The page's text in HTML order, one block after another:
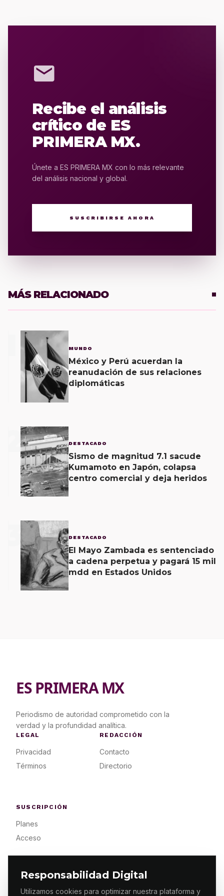
Responsabilidad Digital
Utilizamos cookies para optimizar nuestra plataforma y
mail
Recibe el análisis
crítico de ES
PRIMERA MX.
Únete a ES PRIMERA MX con lo más relevante
del análisis nacional y global.
SUSCRIBIRSE AHORA
MÁS RELACIONADO
MUNDO
México y Perú acuerdan la
reanudación de sus relaciones
diplomáticas
2 DESTACADO
Sismo de magnitud 7.1 sacude
Kumamoto en Japón, colapsa
centro comercial y deja heridos
3 DESTACADO
El Mayo Zambada es sentenciado
a cadena perpetua y pagará 15 mil
mdd en Estados Unidos
ES PRIMERA MX
Periodismo de autoridad comprometido con la
verdad y la profundidad analítica.
LEGAL
Privacidad
Términos
REDACCIÓN
Contacto
Directorio
SUSCRIPCIÓN
Planes
Acceso